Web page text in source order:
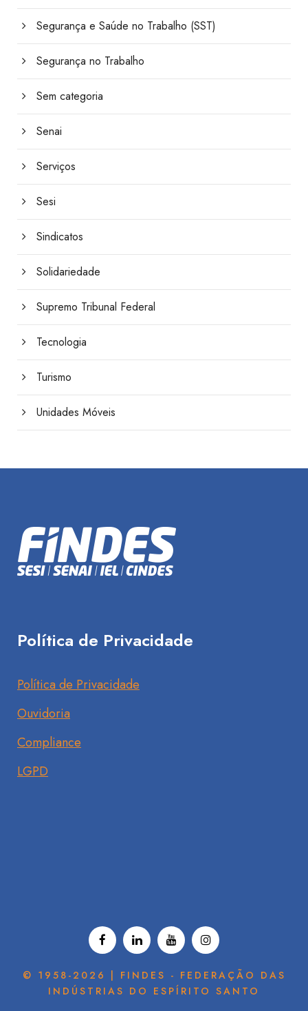
Segurança e Saúde no Trabalho (SST)
Segurança no Trabalho
Sem categoria
Senai
Serviços
Sesi
Sindicatos
Solidariedade
Supremo Tribunal Federal
Tecnologia
Turismo
Unidades Móveis
Política de Privacidade
Política de Privacidade
Ouvidoria
Compliance
LGPD
© 1958-2026 | FINDES - FEDERAÇÃO DAS
INDÚSTRIAS DO ESPÍRITO SANTO